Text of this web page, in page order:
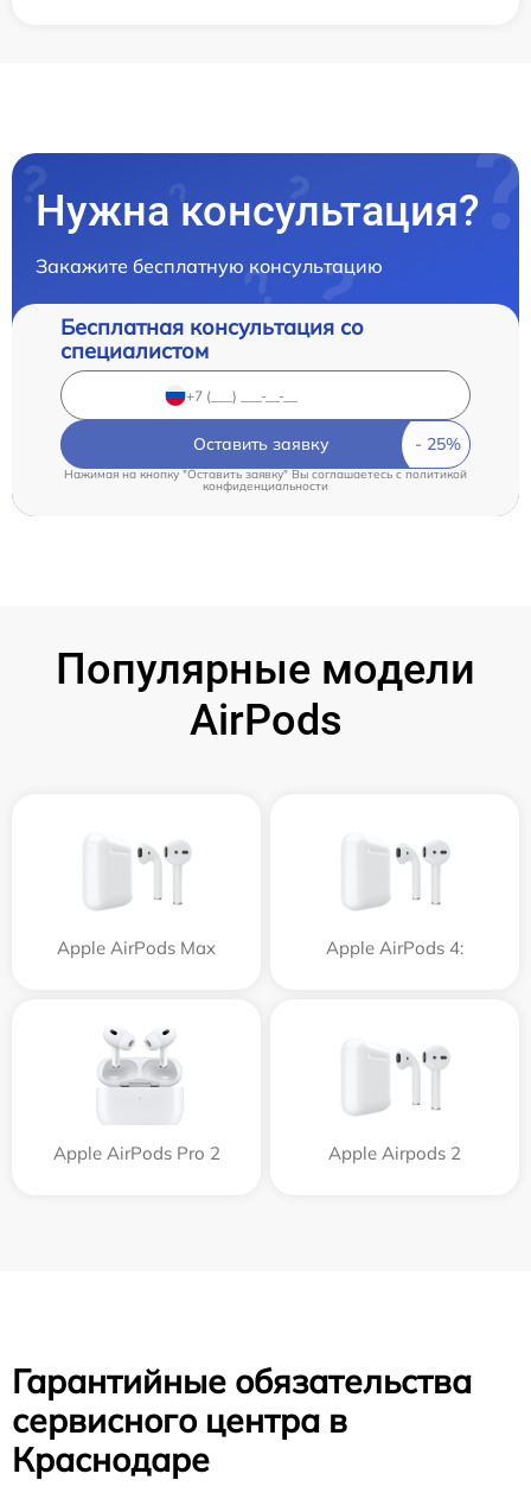
Нужна консультация?
Закажите бесплатную консультацию
Бесплатная консультация со
специалистом
Оставить заявку
Нажимая на кнопку "Оставить заявку" Вы соглашаетесь c политикой
конфиденциальности
Популярные модели
AirPods
Apple AirPods Max Apple AirPods 4:
Apple AirPods Pro 2 Apple Airpods 2
Гарантийные обязательства
сервисного центра в
Краснодаре